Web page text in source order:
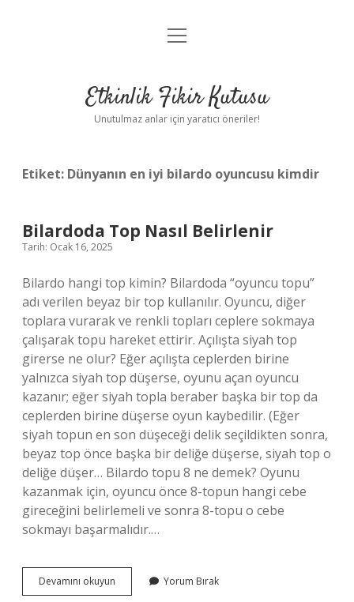
Anasayfa
Yasal Uyarı
menüyü
Etkinlik Fikir Kutusu
Unutulmaz anlar için yaratıcı öneriler!
Etiket: Dünyanın en iyi bilardo oyuncusu kimdir
Bilardoda Top Nasıl Belirlenir
Tarih: Ocak 16, 2025
Bilardo hangi top kimin? Bilardoda “oyuncu topu”
adı verilen beyaz bir top kullanılır. Oyuncu, diğer
toplara vurarak ve renkli topları ceplere sokmaya
çalışarak topu hareket ettirir. Açılışta siyah top
girerse ne olur? Eğer açılışta ceplerden birine
yalnızca siyah top düşerse, oyunu açan oyuncu
kazanır; eğer siyah topla beraber başka bir top da
ceplerden birine düşerse oyun kaybedilir. (Eğer
siyah topun en son düşeceği delik seçildikten sonra,
beyaz top önce başka bir deliğe düşerse, siyah top o
deliğe düşer… Bilardo topu 8 ne demek? Oyunu
kazanmak için, oyuncu önce 8-topun hangi cebe
gireceğini belirlemeli ve sonra 8-topu o cebe
sokmayı başarmalıdır.…
Devamını okuyun Bilardoda
Top
Yorum Bırak